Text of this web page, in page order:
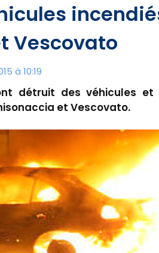
Vescovato
à 10:19
détruit des véhicules
et Vescovato.